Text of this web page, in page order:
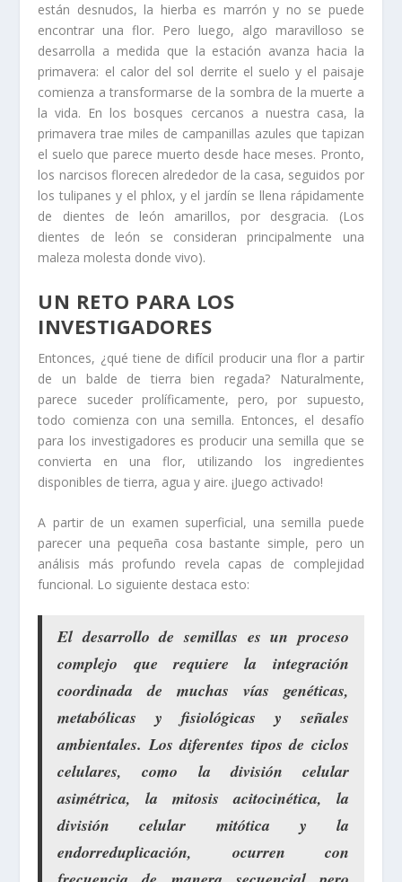
están desnudos, la hierba es marrón y no se puede
encontrar una flor. Pero luego, algo maravilloso se
desarrolla a medida que la estación avanza hacia la
primavera: el calor del sol derrite el suelo y el paisaje
comienza a transformarse de la sombra de la muerte a
la vida. En los bosques cercanos a nuestra casa, la
primavera trae miles de campanillas azules que tapizan
el suelo que parece muerto desde hace meses. Pronto,
los narcisos florecen alrededor de la casa, seguidos por
los tulipanes y el phlox, y el jardín se llena rápidamente
de dientes de león amarillos, por desgracia. (Los
dientes de león se consideran principalmente una
maleza molesta donde vivo).
UN RETO PARA LOS
INVESTIGADORES
Entonces, ¿qué tiene de difícil producir una flor a partir
de un balde de tierra bien regada? Naturalmente,
parece suceder prolíficamente, pero, por supuesto,
todo comienza con una semilla. Entonces, el desafío
para los investigadores es producir una semilla que se
convierta en una flor, utilizando los ingredientes
disponibles de tierra, agua y aire. ¡Juego activado!
A partir de un examen superficial, una semilla puede
parecer una pequeña cosa bastante simple, pero un
análisis más profundo revela capas de complejidad
funcional. Lo siguiente destaca esto:
El desarrollo de semillas es un proceso
complejo que requiere la integración
coordinada de muchas vías genéticas,
metabólicas y fisiológicas y señales
ambientales. Los diferentes tipos de ciclos
celulares, como la división celular
asimétrica, la mitosis acitocinética, la
división celular mitótica y la
endorreduplicación, ocurren con